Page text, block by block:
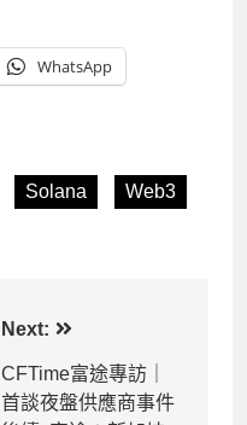
WhatsApp
Solana Web3
Next:
CFTime富途專訪｜
首談夜盤供應商事件